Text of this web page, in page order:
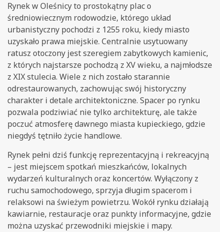
Rynek w Oleśnicy to prostokątny plac o
średniowiecznym rodowodzie, którego układ
urbanistyczny pochodzi z 1255 roku, kiedy miasto
uzyskało prawa miejskie. Centralnie usytuowany
ratusz otoczony jest szeregiem zabytkowych kamienic,
z których najstarsze pochodzą z XV wieku, a najmłodsze
z XIX stulecia. Wiele z nich zostało starannie
odrestaurowanych, zachowując swój historyczny
charakter i detale architektoniczne. Spacer po rynku
pozwala podziwiać nie tylko architekturę, ale także
poczuć atmosferę dawnego miasta kupieckiego, gdzie
niegdyś tętniło życie handlowe.
Rynek pełni dziś funkcję reprezentacyjną i rekreacyjną
– jest miejscem spotkań mieszkańców, lokalnych
wydarzeń kulturalnych oraz koncertów. Wyłączony z
ruchu samochodowego, sprzyja długim spacerom i
relaksowi na świeżym powietrzu. Wokół rynku działają
kawiarnie, restauracje oraz punkty informacyjne, gdzie
można uzyskać przewodniki miejskie i mapy.